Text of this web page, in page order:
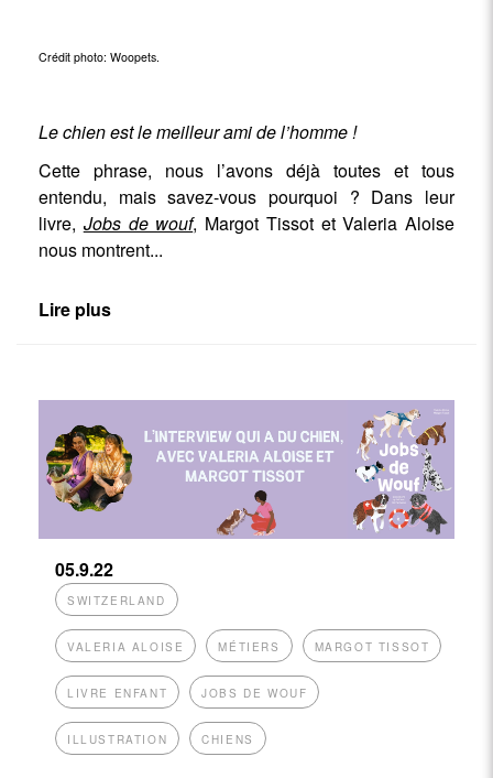
Crédit photo: Woopets
Le chien est le meilleur ami de l’homme !
Cette phrase, nous l’avons déjà toutes et tous
entendu, mais savez-vous pourquoi ? Dans leur
livre, Jobs de wouf, Margot Tissot et Valeria Aloise
nous montrent...
Lire plus
05.9.22
SWITZERLAND
VALERIA ALOISE MÉTIERS MARGOT TISSOT
LIVRE ENFANT JOBS DE WOUF
ILLUSTRATION CHIENS